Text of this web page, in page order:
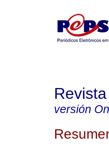
versión